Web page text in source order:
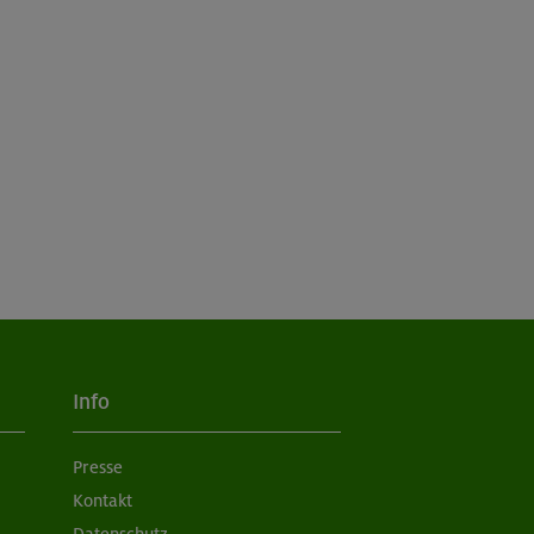
Info
Presse
Kontakt